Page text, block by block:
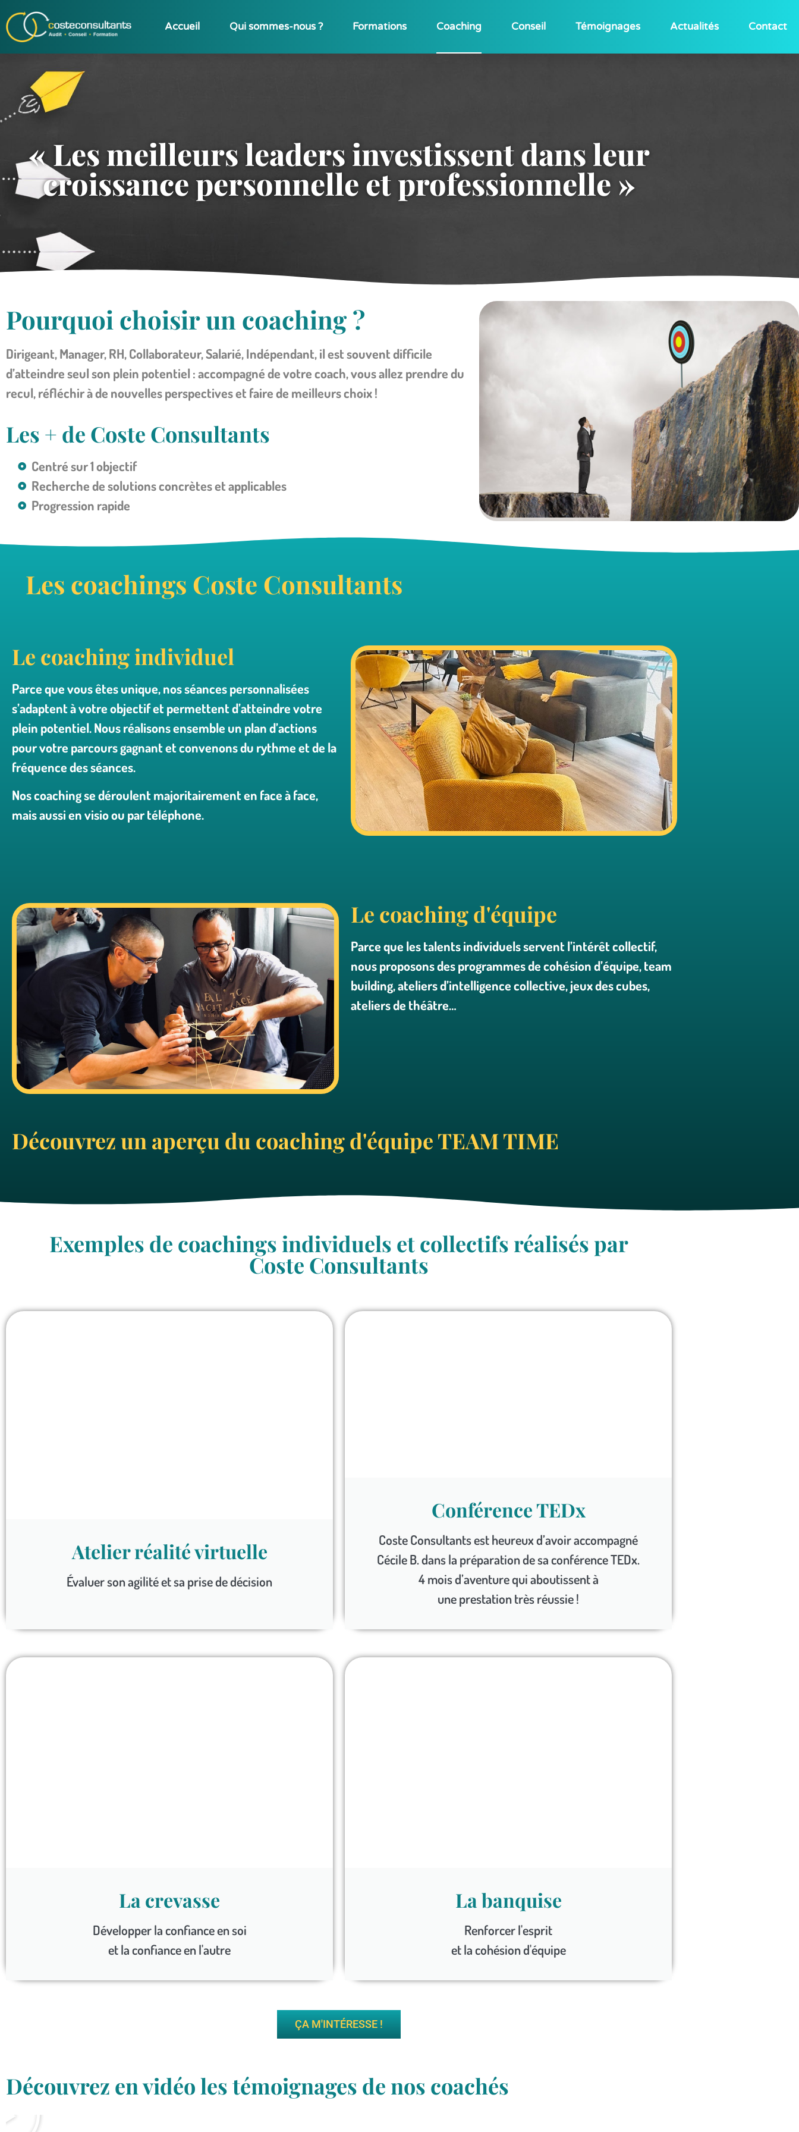
Accueil Qui sommes-nous ? Formations Coaching Conseil Témoignages Actualités Contact
« Les meilleurs leaders investissent dans leur
croissance personnelle et professionnelle »
Pourquoi choisir un coaching ?
Dirigeant, Manager, RH, Collaborateur, Salarié, Indépendant, il est souvent difficile
d’atteindre seul son plein potentiel : accompagné de votre coach, vous allez prendre du
recul, réfléchir à de nouvelles perspectives et faire de meilleurs choix !
Les + de Coste Consultants
Centré sur 1 objectif
Recherche de solutions concrètes et applicables
Progression rapide
Les coachings Coste Consultants
Le coaching individuel
Parce que vous êtes unique, nos séances personnalisées
s’adaptent à votre objectif et permettent d’atteindre votre
plein potentiel. Nous réalisons ensemble un plan d’actions
pour votre parcours gagnant et convenons du rythme et de la
fréquence des séances.
Nos coaching se déroulent majoritairement en face à face,
mais aussi en visio ou par téléphone.
Le coaching d'équipe
Parce que les talents individuels servent l’intérêt collectif,
nous proposons des programmes de cohésion d’équipe, team
building, ateliers d’intelligence collective, jeux des cubes,
ateliers de théâtre…
Découvrez un aperçu du coaching d'équipe TEAM TIME
Exemples de coachings individuels et collectifs réalisés par
Coste Consultants
Atelier réalité virtuelle
Évaluer son agilité et sa prise de décision
Conférence TEDx
Coste Consultants est heureux d’avoir accompagné
Cécile B. dans la préparation de sa conférence TEDx.
4 mois d’aventure qui aboutissent à
une prestation très réussie !
La crevasse
Développer la confiance en soi
et la confiance en l'autre
La banquise
Renforcer l'esprit
et la cohésion d'équipe
ÇA M'INTÉRESSE !
Découvrez en vidéo les témoignages de nos coachés